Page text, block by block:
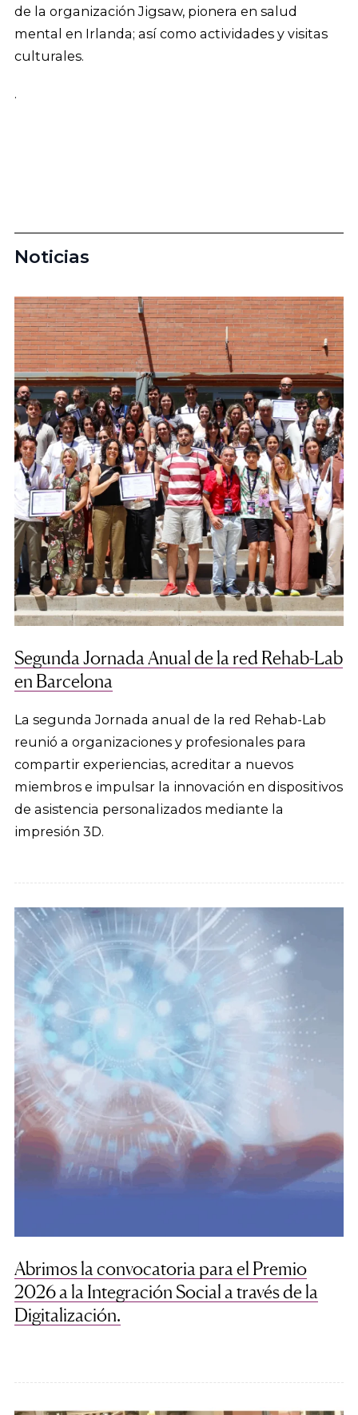
de la organización Jigsaw, pionera en salud
mental en Irlanda; así como actividades y visitas
culturales.
.
Segunda Jornada Anual de la red Rehab-Lab
en Barcelona
La segunda Jornada anual de la red Rehab-Lab
reunió a organizaciones y profesionales para
compartir experiencias, acreditar a nuevos
miembros e impulsar la innovación en dispositivos
de asistencia personalizados mediante la
impresión 3D.
Abrimos la convocatoria para el Premio
2026 a la Integración Social a través de la
Digitalización.